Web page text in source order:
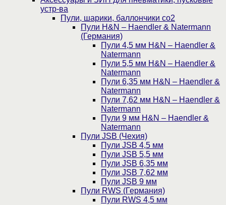
устр-ва
Пули, шарики, баллончики со2
Пули H&N – Haendler & Natermann
(Германия)
Пули 4,5 мм H&N – Haendler &
Natermann
Пули 5,5 мм H&N – Haendler &
Natermann
Пули 6,35 мм H&N – Haendler &
Natermann
Пули 7,62 мм H&N – Haendler &
Natermann
Пули 9 мм H&N – Haendler &
Natermann
Пули JSB (Чехия)
Пули JSB 4,5 мм
Пули JSB 5,5 мм
Пули JSB 6,35 мм
Пули JSB 7,62 мм
Пули JSB 9 мм
Пули RWS (Германия)
Пули RWS 4,5 мм